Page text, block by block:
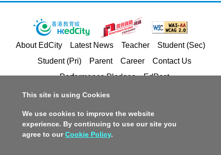
About EdCity Latest News Teacher
Student (Sec)
Student (Pri)
Parent Career
Contact Us
Performance Pledges
EdPost
Copyright and Intellectual Property Rights
Disclaimer
Policy on Promotion of Racial Equality
This site is using Cookies
We use cookies to improve the website
experience. By continuing to use our site you
agree to ourCookie Policy.